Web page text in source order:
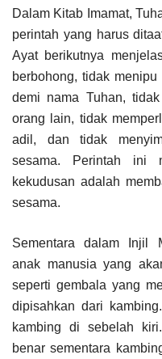
Dalam Kitab Imamat,
perintah yang harus
Ayat berikutnya
berbohong, tidak
demi nama Tuhan,
orang lain, tidak
adil, dan tidak
sesama. Perintah ini
kekudusan adalah
sesama.
Sementara dalam Injil
anak manusia yang
seperti gembala yang
dipisahkan dari
kambing di sebelah
benar sementara